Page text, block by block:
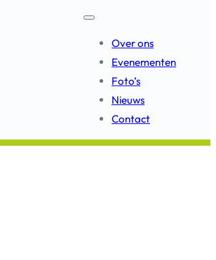
Over ons
Evenementen
Foto’s
Nieuws
Contact